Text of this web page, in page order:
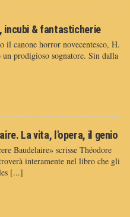
incubi & fantasticherie
il canone horror novecentesco, H.
prodigioso sognatore. Sin dalla
La vita, l'opera, il genio
Baudelaire» scrisse Théodore
interamente nel libro che gli
[...]